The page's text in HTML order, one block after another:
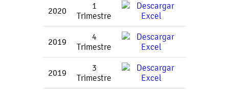
2020
1
Trimestre
2019
4
Trimestre
2019
3
Trimestre